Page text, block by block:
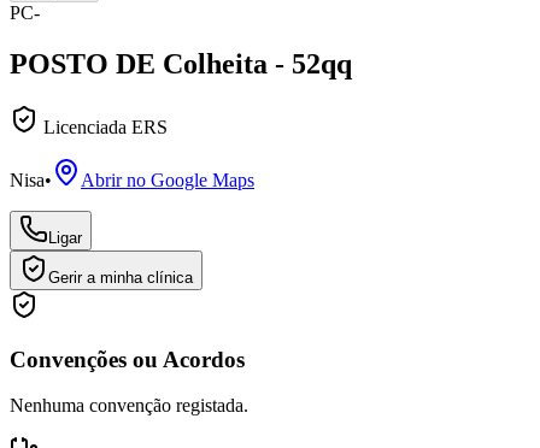
PC-
POSTO DE Colheita - 52qq
Licenciada ERS
Nisa• Abrir no Google Maps
Ligar
Gerir a minha clínica
Convenções ou Acordos
Nenhuma convenção registada.